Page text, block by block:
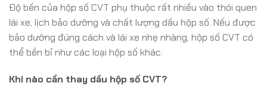
Độ bền của hộp số CVT phụ thuộc rất nhiều vào thói quen
lái xe, lịch bảo dưỡng và chất lượng dầu hộp số. Nếu được
bảo dưỡng đúng cách và lái xe nhẹ nhàng, hộp số CVT có
thể bền bỉ như các loại hộp số khác.
Khi nào cần thay dầu hộp số CVT?